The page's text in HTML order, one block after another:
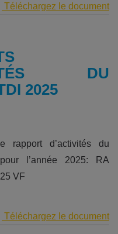
Téléchargez le document
DU
2025
rapport d’activités du
l’année 2025: RA
VF
Téléchargez le document